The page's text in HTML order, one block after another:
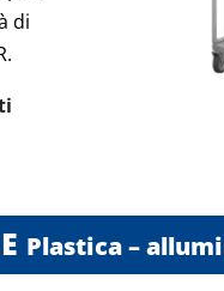
di
Plastica –